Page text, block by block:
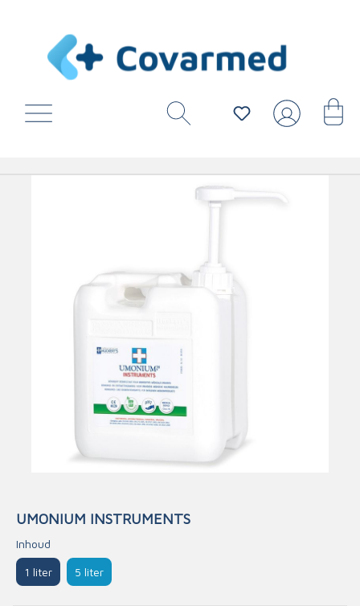
UMONIUM INSTRUMENTS
Inhoud
1 liter 5 liter